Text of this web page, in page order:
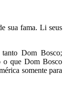
sua fama. Li seus
Dom Bosco;
o que Dom Bosco
somente para